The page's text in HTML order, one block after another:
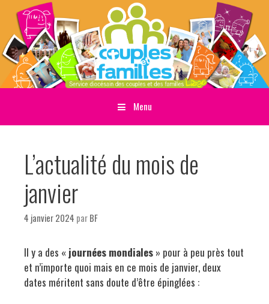
Menu
L’actualité du mois de
janvier
4 janvier 2024 parBF
Il y a des « journées mondiales » pour à peu près tout
et n’importe quoi mais en ce mois de janvier, deux
dates méritent sans doute d’être épinglées :